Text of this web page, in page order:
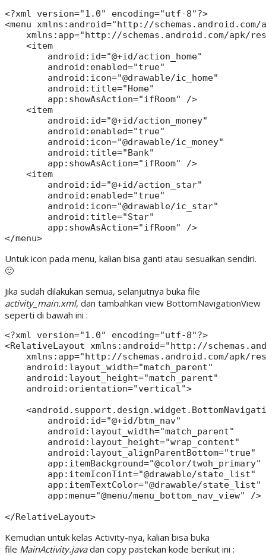
<?xml version="1.0" encoding="utf-8"?>
<menu xmlns:android="http://
xmlns:app="http://schemas.android.com/apk/
    <item
        android:id="@+id/action_home"
        android:enabled="true"
        android:icon="@drawable/ic_home"
        android:title="Home"
        app:showAsAction="ifRoom" />
    <item
        android:id="@+id/action_money"
        android:enabled="true"
        android:icon="@drawable/ic_money"
        android:title="Bank"
        app:showAsAction="ifRoom" />
    <item
        android:id="@+id/action_star"
        android:enabled="true"
        android:icon="@drawable/ic_star"
        android:title="Star"
        app:showAsAction="ifRoom" />
Untuk icon pada menu, kalian bisa ganti atau sesuaikan sendiri.
🙂
Jika sudah dilakukan semua, selanjutnya buka file
activity_main.xml, dan tambahkan view BottomNavigationView
seperti di bawah ini :
<?xml version="1.0" encoding="utf-8"?>
<RelativeLayout xmlns:android="http://
xmlns:app="http://schemas.android.com/apk/
    android:layout_width="match_parent"
    android:layout_height="match_parent"
    android:orientation="vertical">
        android:id="@+id/btm_nav"
        android:layout_width="match_parent"
        android:layout_height="wrap_content"
        android:layout_alignParentBottom="true"
        app:itemBackground="@color/twoh_primary"
        app:itemIconTint="@drawable/state_list"
        app:itemTextColor="@drawable/state_list"
        app:menu="@menu/menu_bottom_nav_view" />
Kemudian untuk kelas Activity-nya, kalian bisa buka
file MainActivity.javadan copy pastekan kode berikut ini :